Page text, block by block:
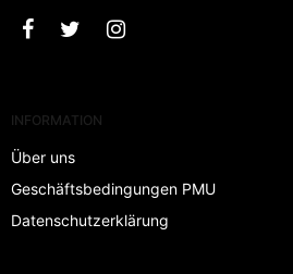
INFORMATION
Über uns
Geschäftsbedingungen PMU
Datenschutzerklärung